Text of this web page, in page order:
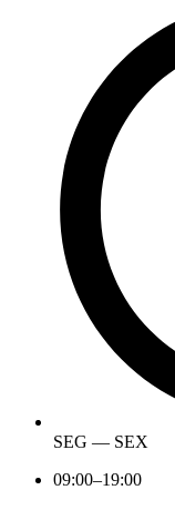
SEG — SEX
09:00–19:00